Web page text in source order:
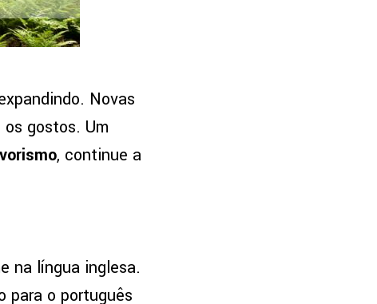
Novas
gostos. Um
, continue a
na língua inglesa.
para o português